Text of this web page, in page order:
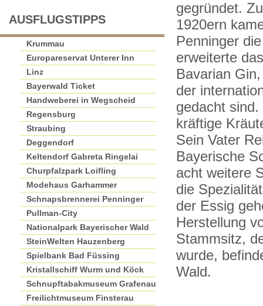
AUSFLUGSTIPPS
Krummau
Europareservat Unterer Inn
Linz
Bayerwald Ticket
Handweberei in Wegscheid
Regensburg
Straubing
Deggendorf
Keltendorf Gabreta Ringelai
Churpfalzpark Loifling
Modehaus Garhammer
Schnapsbrennerei Penninger
Pullman-City
Nationalpark Bayerischer Wald
SteinWelten Hauzenberg
Spielbank Bad Füssing
Kristallschiff Wurm und Köck
Schnupftabakmuseum Grafenau
Freilichtmuseum Finsterau
gegründet.
1920ern
Penninger
erweiterte
Bavarian
der
gedacht
kräftige
Sein Vater
Bayerische
acht weitere
die
der Essig
Herstellung
Stammsitz,
wurde,
Wald.